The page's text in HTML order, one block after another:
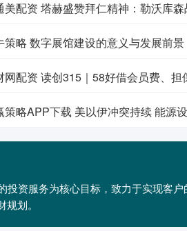
美配资 塔赫盛赞拜仁精神：勒沃库
策略 数字展馆建设的意义与发展前景
配资 读创315｜58好借会员费、担保费、
策略APP下载 美以伊冲突持续 能源
资服务为核心目标，致力于实现客
划。